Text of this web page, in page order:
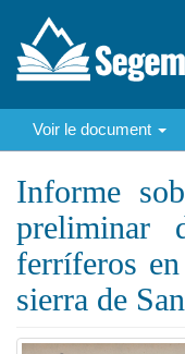
Voir le document
Informe
preliminar
ferríferos
sierra de